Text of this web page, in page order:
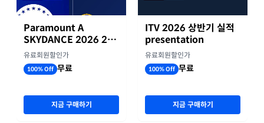
Paramount A
SKYDANCE 2026 2분
기 실적
유료회원할인가
100% Off 무료
지금 구매하기
ITV 2026 상반기 실적
presentation
유료회원할인가
100% Off 무료
지금 구매하기